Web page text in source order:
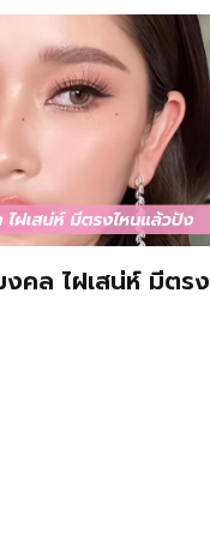
คล ไฝเสน่ห์ มีตรง